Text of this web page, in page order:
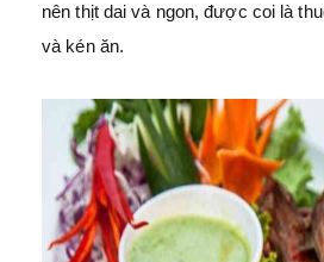
nên thịt dai và ngon, được coi là
và kén ăn.